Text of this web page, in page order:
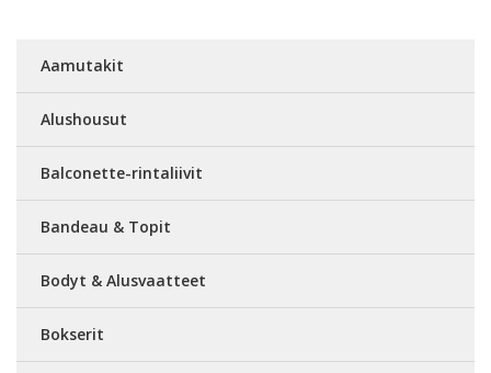
Aamutakit
Alushousut
Balconette-rintaliivit
Bandeau & Topit
Bodyt & Alusvaatteet
Bokserit